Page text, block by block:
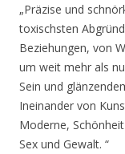
„Präzise und
toxischsten
Beziehungen, von
um weit mehr als
Sein und
Ineinander von
Moderne,
Sex und Gewalt. “